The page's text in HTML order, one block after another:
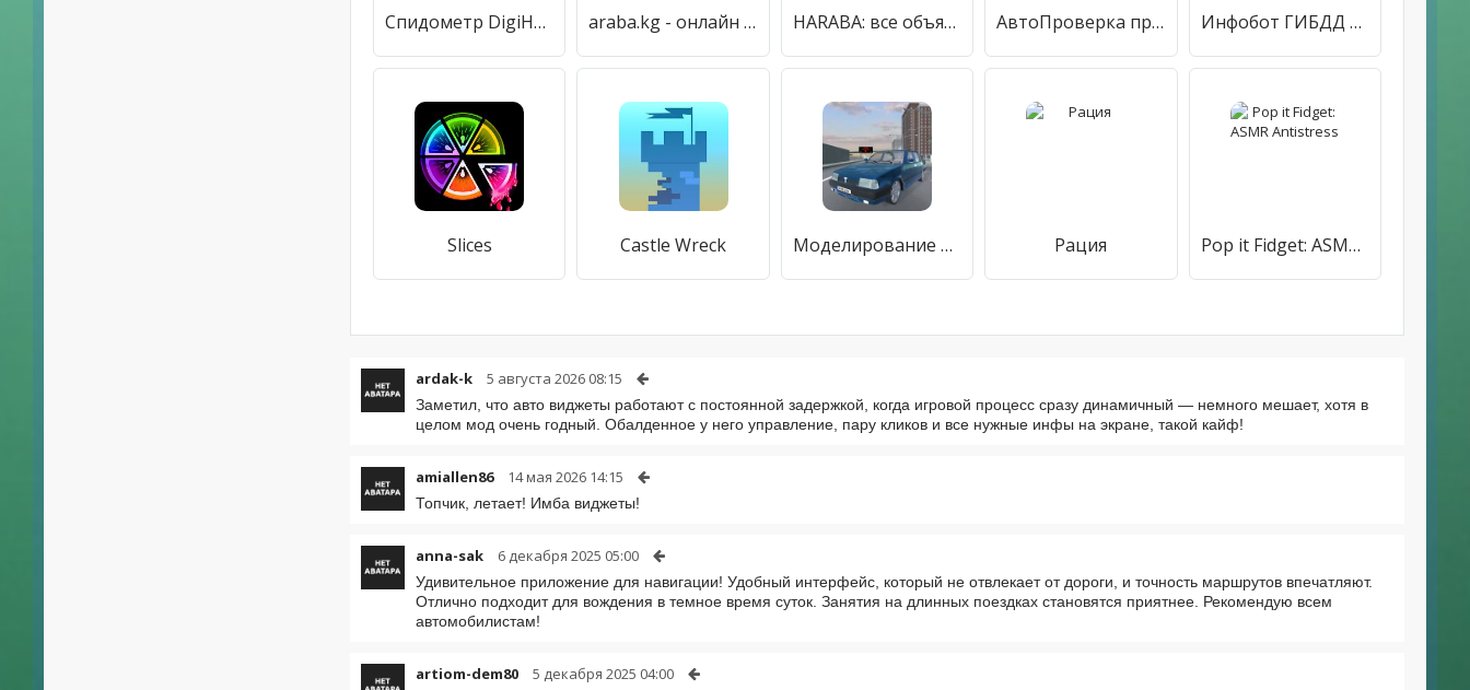
Спидометр DigiHUD View - камера скорости и виджеты araba.kg - онлайн авто базар HARABA: все объявления о продаже авто с пробегом АвтоПроверка проверка авто по гос номеру, вин коду Инфобот ГИБДД — проверка авто по вин и гос номерам
Slices Castle Wreck Моделирование TOFAS Dogan SLX Рация Pop it Fidget: ASMR Antistress
ardak-k 5 августа 2026 08:15
Заметил, что авто виджеты работают с постоянной задержкой, когда игровой процесс сразу динамичный — немного мешает, хотя в
целом мод очень годный. Обалденное у него управление, пару кликов и все нужные инфы на экране, такой кайф!
amiallen86 14 мая 2026 14:15
Топчик, летает! Имба виджеты!
anna-sak 6 декабря 2025 05:00
Удивительное приложение для навигации! Удобный интерфейс, который не отвлекает от дороги, и точность маршрутов впечатляют.
Отлично подходит для вождения в темное время суток. Занятия на длинных поездках становятся приятнее. Рекомендую всем
автомобилистам!
artiom-dem80 5 декабря 2025 04:00